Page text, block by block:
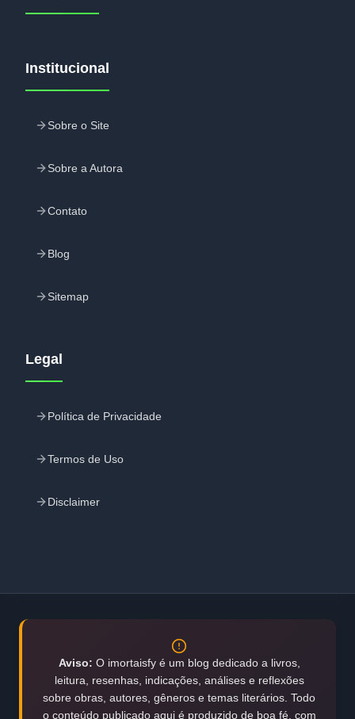
Institucional
Sobre o Site
Sobre a Autora
Contato
Blog
Sitemap
Legal
Política de Privacidade
Termos de Uso
Disclaimer
Aviso: O imortaisfy é um blog dedicado a livros,
leitura, resenhas, indicações, análises e reflexões
sobre obras, autores, gêneros e temas literários. Todo
o conteúdo publicado aqui é produzido de boa fé, com